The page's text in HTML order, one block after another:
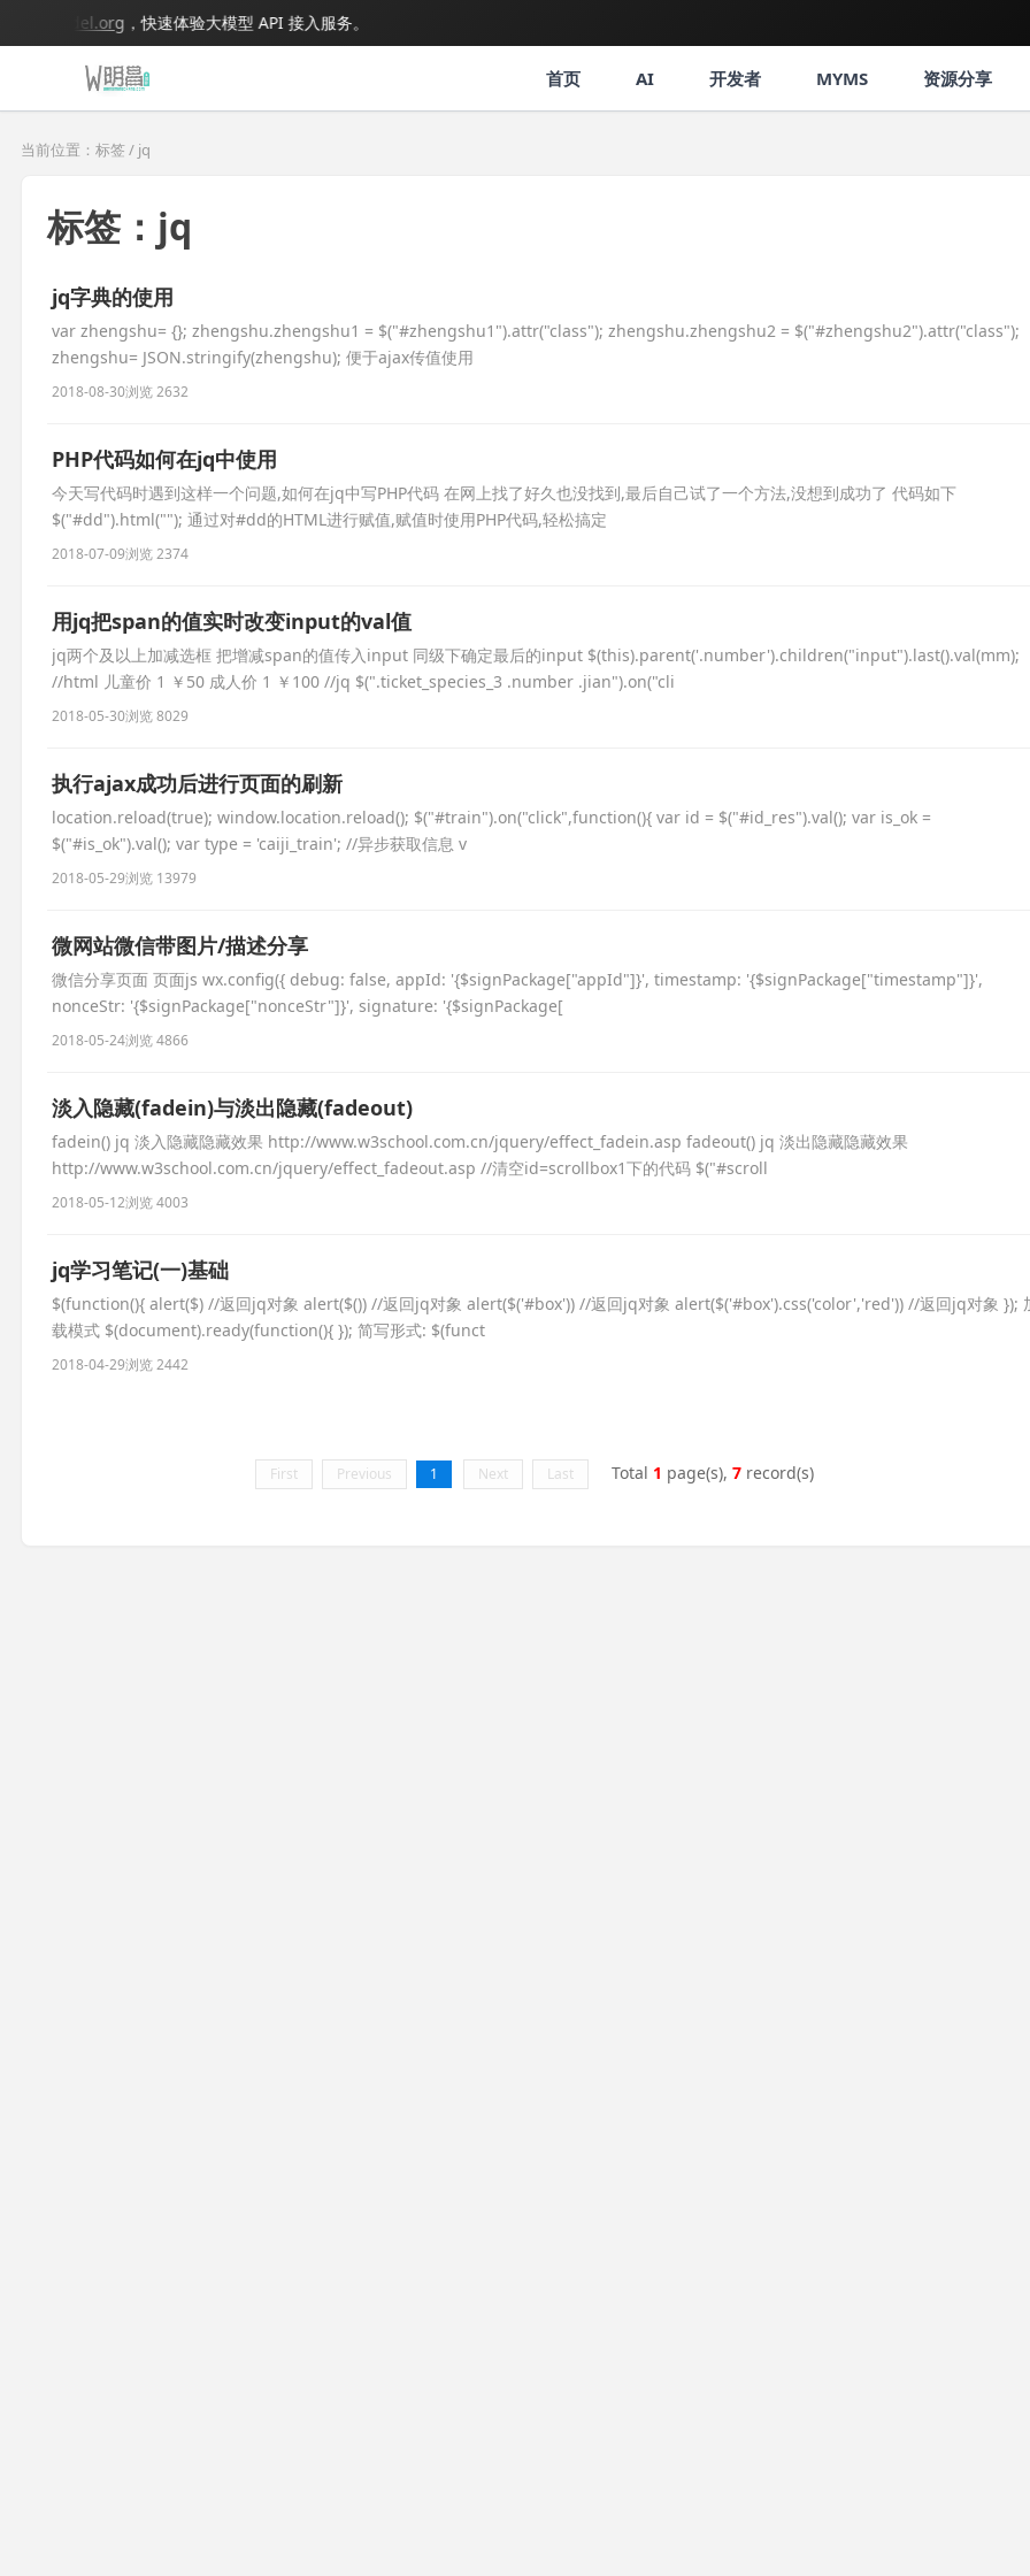
，快速体验大模型 API 接入服务。
首页 AI 开发者 MYMS 资源分享
当前位置：标签 / jq
标签：jq
jq字典的使用
var zhengshu= {}; zhengshu.zhengshu1 = $("#zhengshu1").attr("class"); zhengshu.zhengshu2 = $("#zhengshu2").attr("class");
zhengshu= JSON.stringify(zhengshu); 便于ajax传值使用
2018-08-30浏览 2632
PHP代码如何在jq中使用
今天写代码时遇到这样一个问题,如何在jq中写PHP代码 在网上找了好久也没找到,最后自己试了一个方法,没想到成功了 代码如下
$("#dd").html(""); 通过对#dd的HTML进行赋值,赋值时使用PHP代码,轻松搞定
2018-07-09浏览 2374
用jq把span的值实时改变input的val值
jq两个及以上加减选框 把增减span的值传入input 同级下确定最后的input $(this).parent('.number').children("input").last().val(mm);
//html 儿童价 1 ￥50 成人价 1 ￥100 //jq $(".ticket_species_3 .number .jian").on("cli
2018-05-30浏览 8029
执行ajax成功后进行页面的刷新
location.reload(true); window.location.reload(); $("#train").on("click",function(){ var id = $("#id_res").val(); var is_ok =
$("#is_ok").val(); var type = 'caiji_train'; //异步获取信息 v
2018-05-29浏览 13979
微网站微信带图片/描述分享
微信分享页面 页面js wx.config({ debug: false, appId: '{$signPackage["appId"]}', timestamp: '{$signPackage["timestamp"]}',
nonceStr: '{$signPackage["nonceStr"]}', signature: '{$signPackage[
2018-05-24浏览 4866
淡入隐藏(fadein)与淡出隐藏(fadeout)
fadein() jq 淡入隐藏隐藏效果 http://www.w3school.com.cn/jquery/effect_fadein.asp fadeout() jq 淡出隐藏隐藏效果
http://www.w3school.com.cn/jquery/effect_fadeout.asp //清空id=scrollbox1下的代码 $("#scroll
2018-05-12浏览 4003
jq学习笔记(一)基础
$(function(){ alert($) //返回jq对象 alert($()) //返回jq对象 alert($('#box')) //返回jq对象 alert($('#box').css('color','red')) //返回jq对象 });
载模式 $(document).ready(function(){ }); 简写形式: $(funct
2018-04-29浏览 2442
First Previous 1 Next Last Total 1 page(s), 7 record(s)